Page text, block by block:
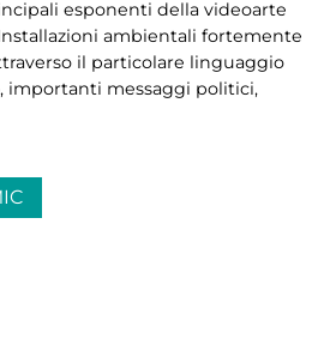
esponenti della videoarte
ambientali fortemente
il particolare linguaggio
importanti messaggi politici,